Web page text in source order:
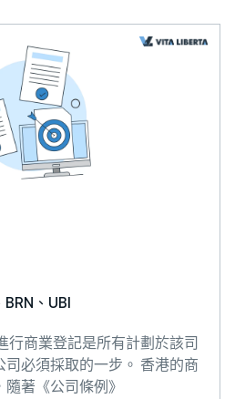
、UBI
行商業登記是所有計劃於該司
必須採取的一步。 香港的商
著《公司條例》